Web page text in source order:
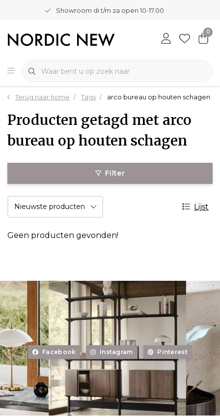
Showroom di t/m za open 10-17.00
0
Terug naar home Tags arco bureau op houten schagen
Producten getagd met arco
bureau op houten schagen
Filter
Lijst
Geen producten gevonden!
Facebook Instagram Pinterest